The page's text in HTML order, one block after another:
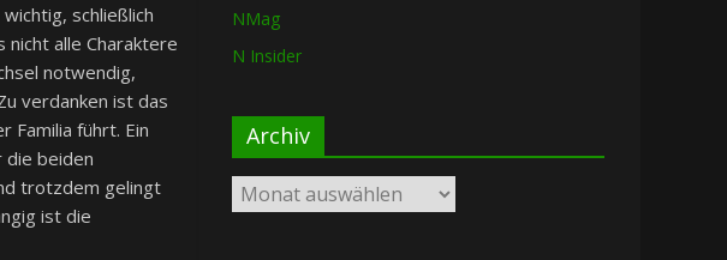
schließlich
nicht alle Charaktere
notwendig,
verdanken ist das
Familia führt. Ein
die beiden
trotzdem gelingt
ist die
NMag
N Insider
Archiv
Archiv